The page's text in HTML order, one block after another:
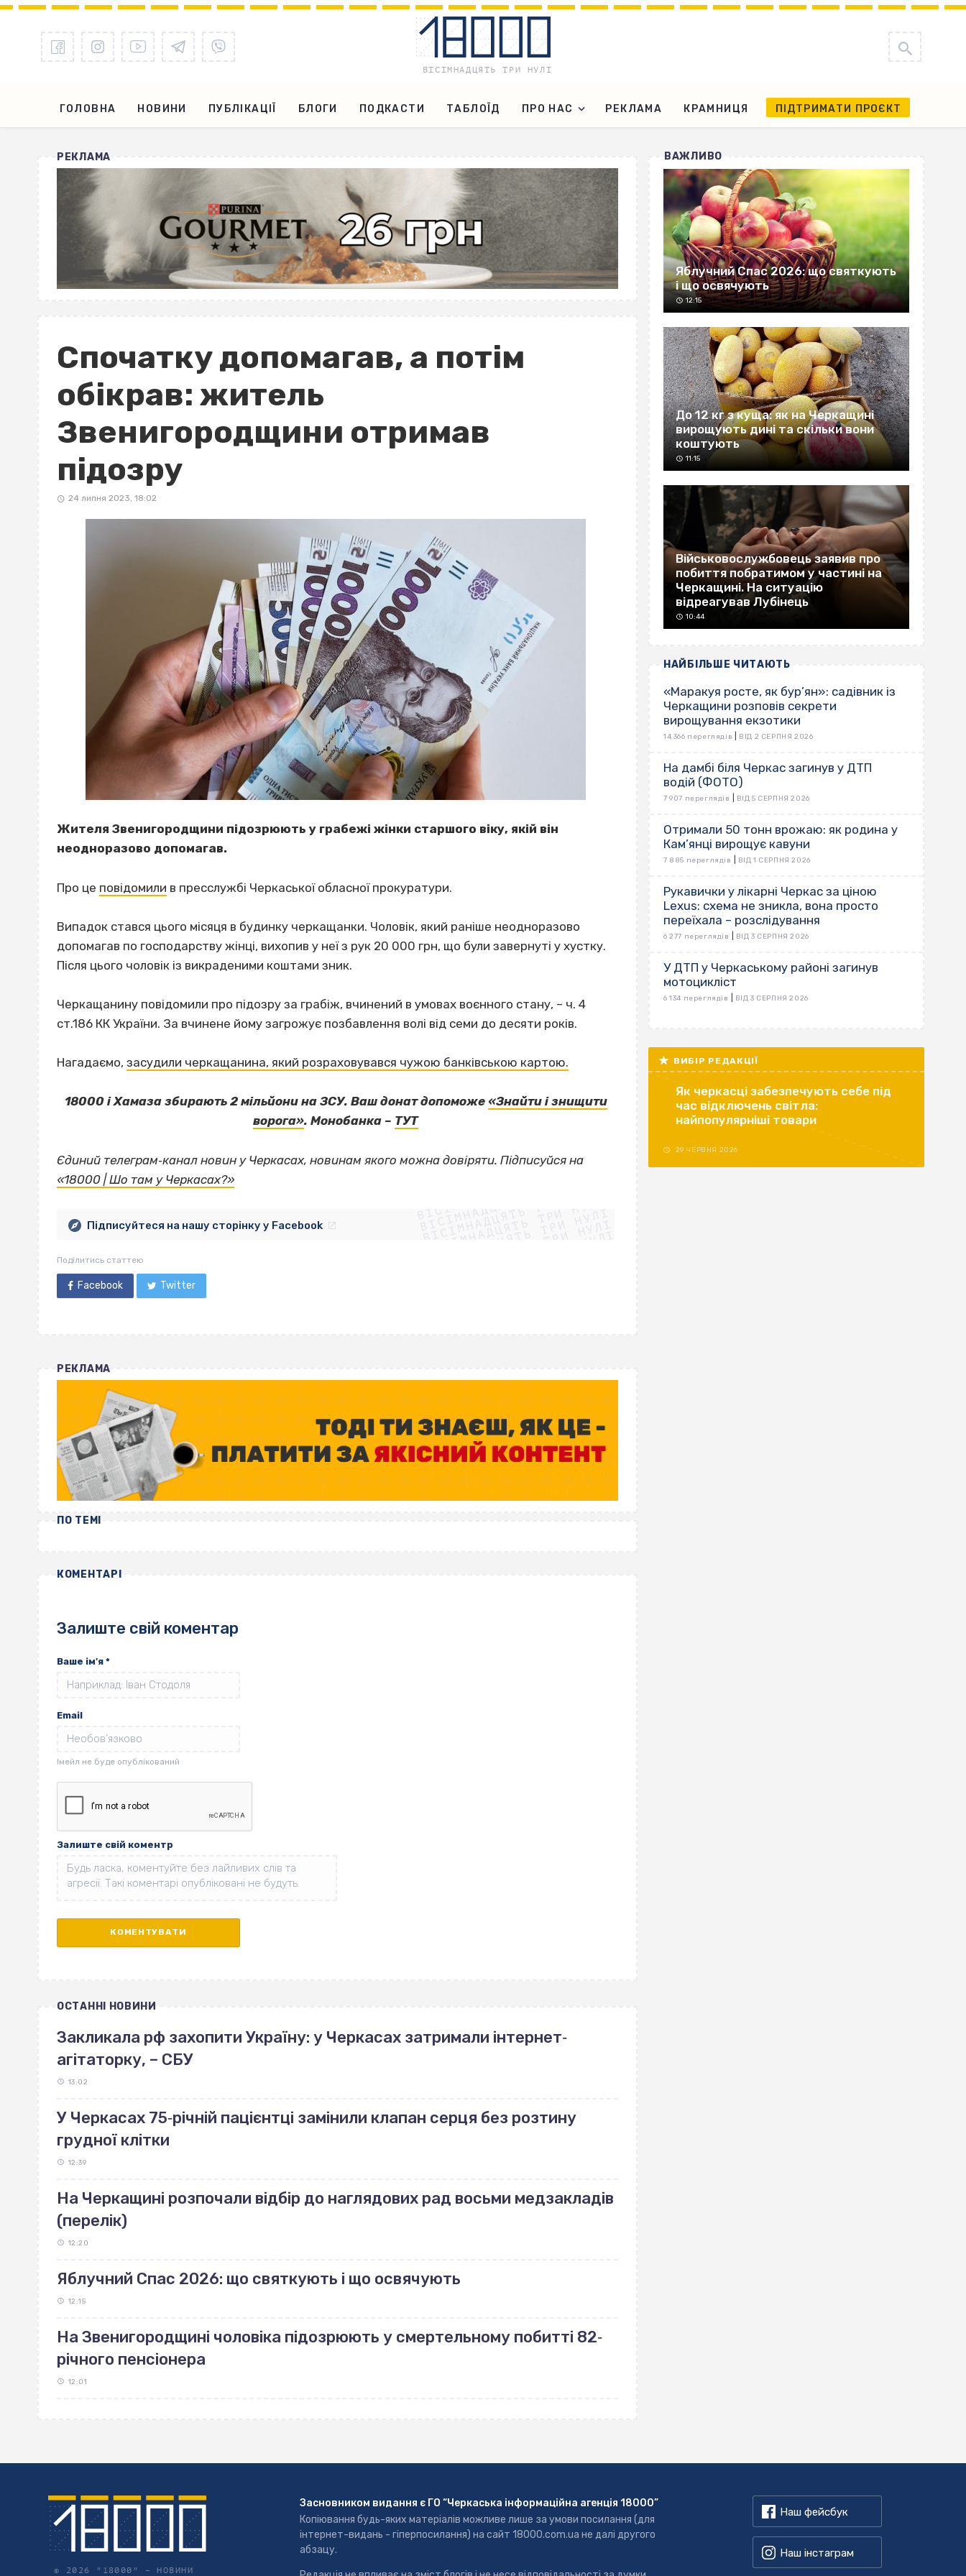
ГОЛОВНА НОВИНИ ПУБЛІКАЦІЇ БЛОГИ ПОДКАСТИ ТАБЛОЇД ПРО НАС РЕКЛАМА КРАМНИЦЯ ПІДТРИМАТИ ПРОЄКТ
РЕКЛАМА
Спочатку допомагав, а потім
обікрав: житель
Звенигородщини отримав
підозру
24 липня 2023, 18:02
Жителя Звенигородщини підозрюють у грабежі жінки старшого віку, якій він
неодноразово допомагав.
Про це повідомили в пресслужбі Черкаської обласної прокуратури.
Випадок стався цього місяця в будинку черкащанки. Чоловік, який раніше неодноразово
допомагав по господарству жінці, вихопив у неї з рук 20 000 грн, що були завернуті у хустку.
Після цього чоловік із викраденими коштами зник.
Черкащанину повідомили про підозру за грабіж, вчинений в умовах воєнного стану, – ч. 4
ст.186 КК України. За вчинене йому загрожує позбавлення волі від семи до десяти років.
Нагадаємо, засудили черкащанина, який розраховувався чужою банківською картою.
18000 і Хамаза збирають 2 мільйони на ЗСУ. Ваш донат допоможе «Знайти і знищити
ворога». Монобанка – ТУТ
Єдиний телеграм‐канал новин у Черкасах, новинам якого можна довіряти. Підписуйся на
«18000 | Шо там у Черкасах?»
ВІСІМНАДЦЯТЬ ТРИ НУЛІ
ВІСІМНАДЦЯТЬ ТРИ НУЛІ
ВІСІМНАДЦЯТЬ ТРИ НУЛІ
ВІСІМНАДЦЯТЬ ТРИ НУЛІ
ВІСІМНАДЦЯТЬ ТРИ НУЛІ
ВІСІМНАДЦЯТЬ ТРИ НУЛІ
ВІСІМНАДЦЯТЬ ТРИ НУЛІ
Підписуйтеся на нашу сторінку у Facebook
Поділитись статтею
Facebook Twitter
РЕКЛАМА
ПО ТЕМІ
КОМЕНТАРІ
Залиште свій коментар
Ваше ім'я *
Email
Залиште свій коментр
ОСТАННІ НОВИНИ
Закликала рф захопити Україну: у Черкасах затримали інтернет‐
агітаторку, – СБУ
13:02
У Черкасах 75‐річній пацієнтці замінили клапан серця без розтину
грудної клітки
12:39
На Черкащині розпочали відбір до наглядових рад восьми медзакладів
(перелік)
12:20
Яблучний Спас 2026: що святкують і що освячують
12:15
На Звенигородщині чоловіка підозрюють у смертельному побитті 82‐
річного пенсіонера
12:01
ВАЖЛИВО
Яблучний Спас 2026: що святкують
і що освячують
12:15
До 12 кг з куща: як на Черкащині
вирощують дині та скільки вони
коштують
11:15
Військовослужбовець заявив про
побиття побратимом у частині на
Черкащині. На ситуацію
відреагував Лубінець
10:44
НАЙБІЛЬШЕ ЧИТАЮТЬ
«Маракуя росте, як бур’ян»: садівник із
Черкащини розповів секрети
вирощування екзотики
14 366 переглядів ВІД 2 СЕРПНЯ 2026
На дамбі біля Черкас загинув у ДТП
водій (ФОТО)
7 907 переглядів ВІД 5 СЕРПНЯ 2026
Отримали 50 тонн врожаю: як родина у
Кам’янці вирощує кавуни
7 885 переглядів ВІД 1 СЕРПНЯ 2026
Рукавички у лікарні Черкас за ціною
Lexus: схема не зникла, вона просто
переїхала – розслідування
6 277 переглядів ВІД 3 СЕРПНЯ 2026
У ДТП у Черкаському районі загинув
мотоцикліст
6 134 переглядів ВІД 3 СЕРПНЯ 2026
ВИБІР РЕДАКЦІЇ
Як черкасці забезпечують себе під
час відключень світла:
найпопулярніші товари
29 ЧЕРВНЯ 2026
© 2026 "18000" –НОВИНИ
Засновником видання є ГО “Черкаська інформаційна агенція 18000”
Копіювання будь-яких матеріалів можливе лише за умови посилання (для
інтернет-видань - гіперпосилання) на сайт 18000.com.ua не далі другого
абзацу.
Наш фейсбук
Наш інстаграм